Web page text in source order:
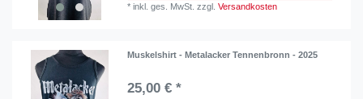
*inkl. ges. MwSt. zzgl.Versandkosten
Muskelshirt - Metalacker Tennenbronn - 2025
25,00 € *